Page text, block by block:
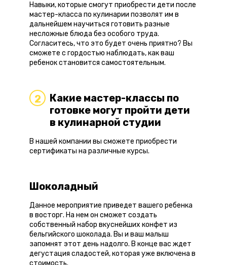
Навыки, которые смогут приобрести дети после
мастер-класса по кулинарии позволят им в
дальнейшем научиться готовить разные
несложные блюда без особого труда.
Согласитесь, что это будет очень приятно? Вы
сможете с гордостью наблюдать, как ваш
ребенок становится самостоятельным.
2
Какие мастер-классы по
готовке могут пройти дети
в кулинарной студии
В нашей компании вы сможете приобрести
сертификаты на различные курсы.
Шоколадный
Данное мероприятие приведет вашего ребенка
в восторг. На нем он сможет создать
собственный набор вкуснейших конфет из
бельгийского шоколада. Вы и ваш малыш
запомнят этот день надолго. В конце вас ждет
дегустация сладостей, которая уже включена в